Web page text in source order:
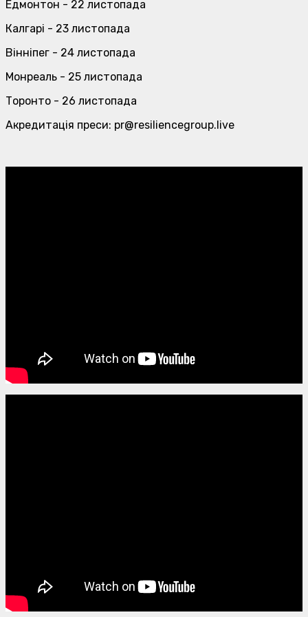
Едмонтон - 22 листопада
Калгарі - 23 листопада
Вінніпег - 24 листопада
Монреаль - 25 листопада
Торонто - 26 листопада
Акредитація преси: pr@resiliencegroup.live